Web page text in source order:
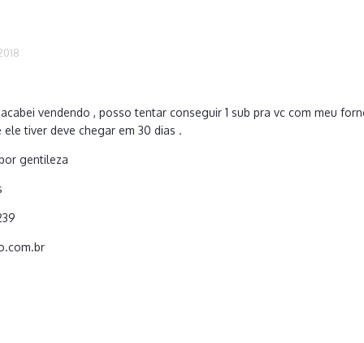
vendendo , posso tentar conseguir 1 sub pra vc com meu
ele tiver deve chegar em 30 dias .
gentileza